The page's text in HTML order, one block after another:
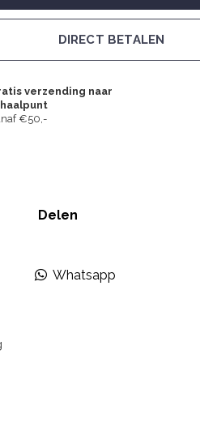
DIRECT BETALEN
verzending naar
€50,-
Delen
Whatsapp